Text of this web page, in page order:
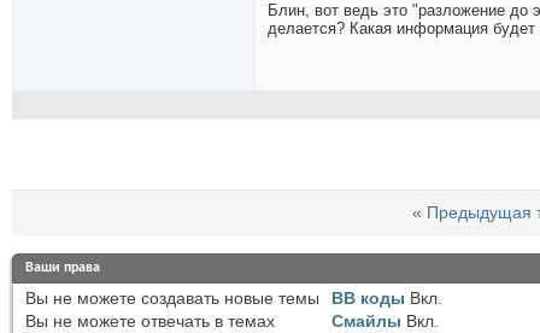
Блин, вот ведь это "разложение до
делается? Какая информация будет
« Предыдущая
Ваши права
Вы не можете создавать новые темы
Вы не можете отвечать в темах
BB коды Вкл.
Смайлы Вкл.